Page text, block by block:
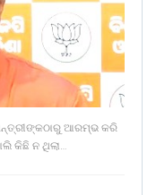
ଆରମ୍ଭ କରି
କିଛି ନ ଥିଲା…